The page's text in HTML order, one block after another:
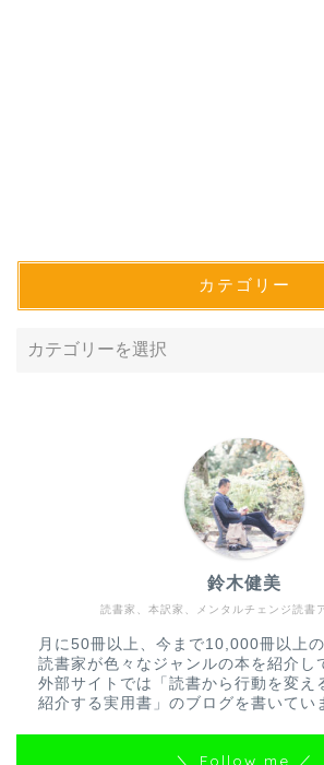
カテゴリー
読書家、本訳家、メンタルチェンジ読書
鈴木健美
月に50冊以上、今まで10,000冊以上
読書家が色々なジャンルの本を紹介し
外部サイトでは「読書から行動を変え
紹介する実用書」のブログを書いてい
＼ Follow me ／
＂一行引用＂で
実
＂名言＂で紹介